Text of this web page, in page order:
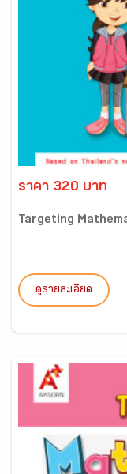
ราคา 320 บาท
Targeting
ดูรายละเอียด